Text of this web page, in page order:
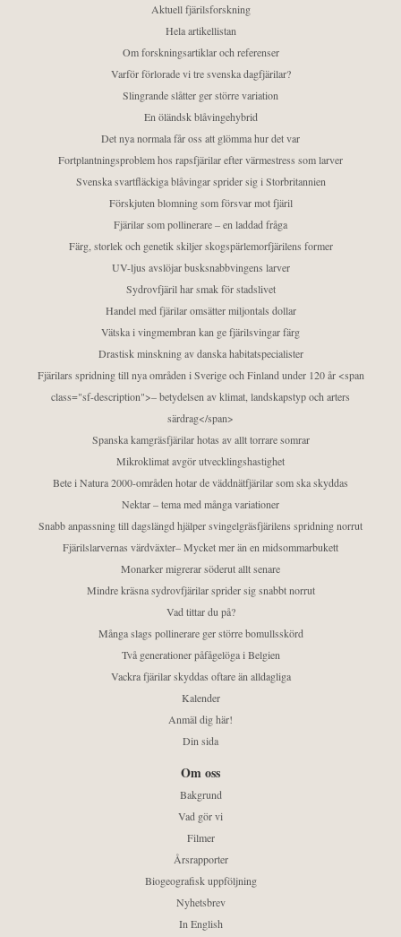
Aktuell fjärilsforskning
Hela artikellistan
Om forskningsartiklar och referenser
Varför förlorade vi tre svenska dagfjärilar?
Slingrande slåtter ger större variation
En öländsk blåvingehybrid
Det nya normala får oss att glömma hur det var
Fortplantningsproblem hos rapsfjärilar efter värmestress som larver
Svenska svartfläckiga blåvingar sprider sig i Storbritannien
Förskjuten blomning som försvar mot fjäril
Fjärilar som pollinerare – en laddad fråga
Färg, storlek och genetik skiljer skogspärlemorfjärilens former
UV-ljus avslöjar busksnabbvingens larver
Sydrovfjäril har smak för stadslivet
Handel med fjärilar omsätter miljontals dollar
Vätska i vingmembran kan ge fjärilsvingar färg
Drastisk minskning av danska habitatspecialister
Fjärilars spridning till nya områden i Sverige och Finland under 120 år <span
class="sf-description">– betydelsen av klimat, landskapstyp och arters
särdrag</span>
Spanska kamgräsfjärilar hotas av allt torrare somrar
Mikroklimat avgör utvecklingshastighet
Bete i Natura 2000-områden hotar de väddnätfjärilar som ska skyddas
Nektar – tema med många variationer
Snabb anpassning till dagslängd hjälper svingelgräsfjärilens spridning norrut
Fjärilslarvernas värdväxter– Mycket mer än en midsommarbukett
Monarker migrerar söderut allt senare
Mindre kräsna sydrovfjärilar sprider sig snabbt norrut
Vad tittar du på?
Många slags pollinerare ger större bomullsskörd
Två generationer påfågelöga i Belgien
Vackra fjärilar skyddas oftare än alldagliga
Kalender
Anmäl dig här!
Din sida
Om oss
Bakgrund
Vad gör vi
Filmer
Årsrapporter
Biogeografisk uppföljning
Nyhetsbrev
In English